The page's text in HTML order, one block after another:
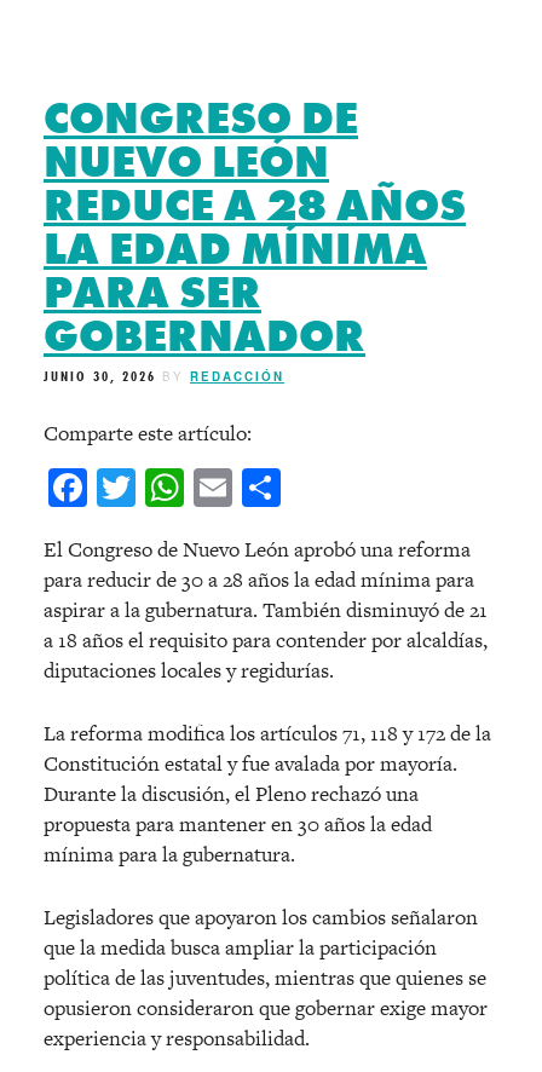
CONGRESO DE
NUEVO LEÓN
REDUCE A 28 AÑOS
LA EDAD MÍNIMA
PARA SER
GOBERNADOR
JUNIO 30, 2026 BY REDACCIÓN
Comparte este artículo:
Facebook
Twitter
WhatsApp
Email
El Congreso de Nuevo León aprobó una reforma
para reducir de 30 a 28 años la edad mínima para
aspirar a la gubernatura. También disminuyó de 21
a 18 años el requisito para contender por alcaldías,
diputaciones locales y regidurías.
La reforma modifica los artículos 71, 118 y 172 de la
Constitución estatal y fue avalada por mayoría.
Durante la discusión, el Pleno rechazó una
propuesta para mantener en 30 años la edad
mínima para la gubernatura.
Legisladores que apoyaron los cambios señalaron
que la medida busca ampliar la participación
política de las juventudes, mientras que quienes se
opusieron consideraron que gobernar exige mayor
experiencia y responsabilidad.